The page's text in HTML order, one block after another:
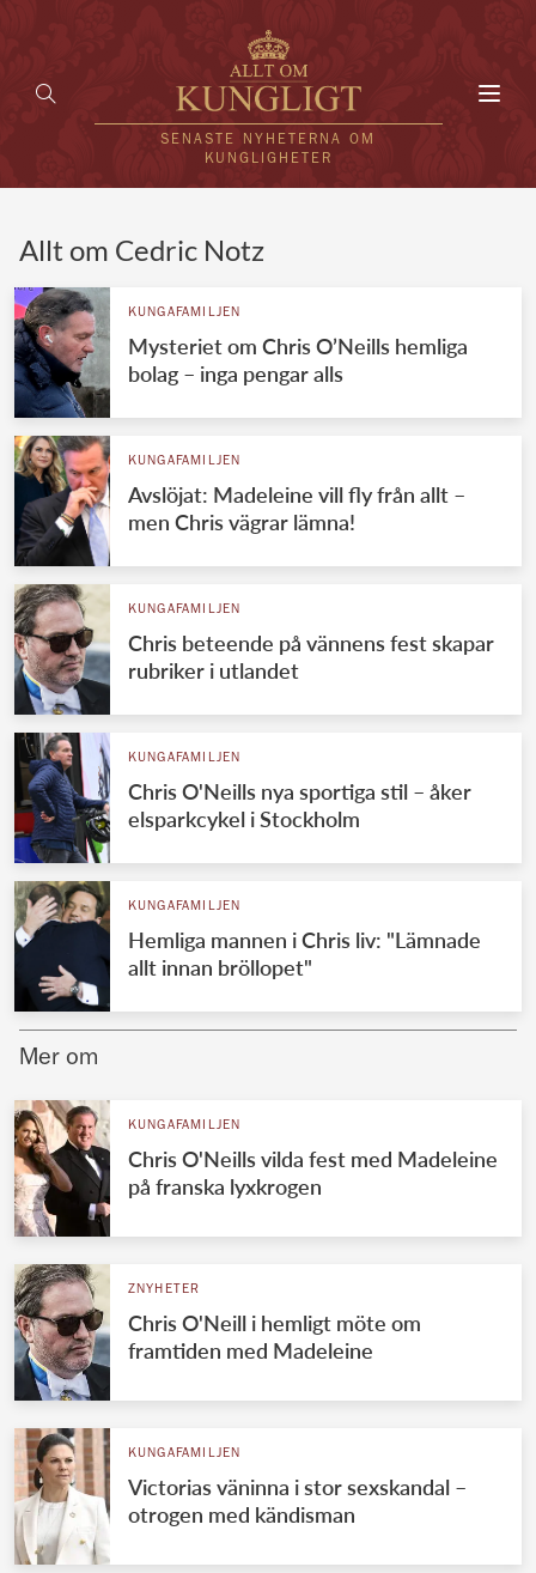
SENASTE NYHETERNA OM
KUNGLIGHETER
UTLÄNDSKT
VÄRLDENS KUNGAHUS
Svenska kungahuset
Brittiska kungahuset
Danska kungahuset
Spanska kungahuset
Jordanska kungahuset
Luxemburgska storhertighuset
Japanska kejsarhuset
Thailändska kungahuset
Marockanska kungahuset
REDAKTION
Allt om Cedric Notz
KUNGAFAMILJEN
Mysteriet om Chris O’Neills hemliga
bolag – inga pengar alls
KUNGAFAMILJEN
Avslöjat: Madeleine vill fly från allt –
men Chris vägrar lämna!
KUNGAFAMILJEN
Chris beteende på vännens fest skapar
rubriker i utlandet
KUNGAFAMILJEN
Chris O'Neills nya sportiga stil – åker
elsparkcykel i Stockholm
KUNGAFAMILJEN
Hemliga mannen i Chris liv: "Lämnade
allt innan bröllopet"
Mer om
KUNGAFAMILJEN
Chris O'Neills vilda fest med Madeleine
på franska lyxkrogen
ZNYHETER
Chris O'Neill i hemligt möte om
framtiden med Madeleine
KUNGAFAMILJEN
Victorias väninna i stor sexskandal –
otrogen med kändisman